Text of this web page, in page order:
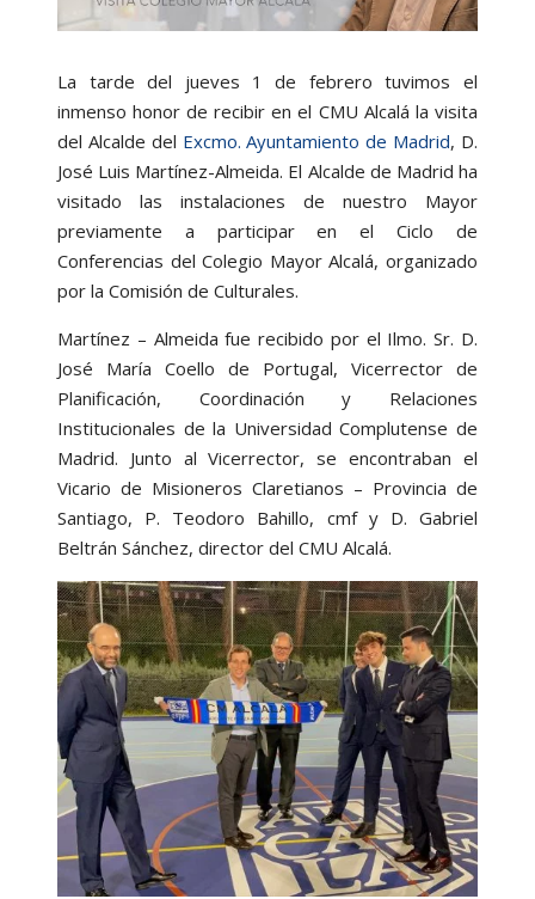
La tarde del jueves 1 de febrero tuvimos el
inmenso honor de recibir en el CMU Alcalá la visita
del Alcalde del Excmo. Ayuntamiento de Madrid, D.
José Luis Martínez-Almeida. El Alcalde de Madrid ha
visitado las instalaciones de nuestro Mayor
previamente a participar en el Ciclo de
Conferencias del Colegio Mayor Alcalá, organizado
por la Comisión de Culturales.
Martínez – Almeida fue recibido por el Ilmo. Sr. D.
José María Coello de Portugal, Vicerrector de
Planificación, Coordinación y Relaciones
Institucionales de la Universidad Complutense de
Madrid. Junto al Vicerrector, se encontraban el
Vicario de Misioneros Claretianos – Provincia de
Santiago, P. Teodoro Bahillo, cmf y D. Gabriel
Beltrán Sánchez, director del CMU Alcalá.